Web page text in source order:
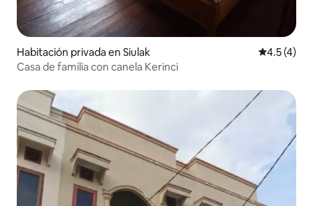
Habitación privada en Siulak
4.5 (4)
Casa de familia con canela Kerinci